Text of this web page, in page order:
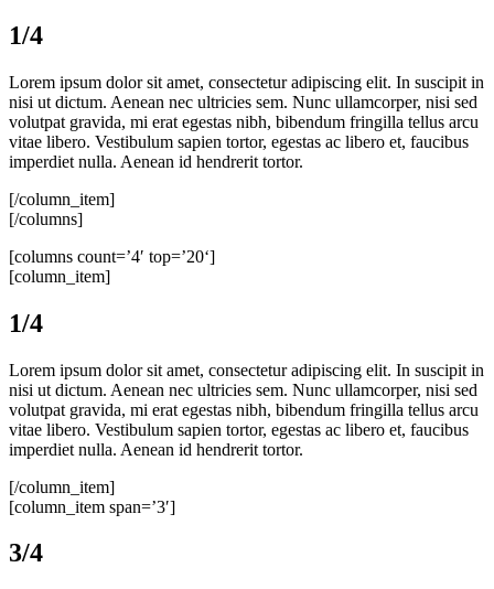
1/4
Lorem ipsum dolor sit amet, consectetur adipiscing elit. In suscipit in
nisi ut dictum. Aenean nec ultricies sem. Nunc ullamcorper, nisi sed
volutpat gravida, mi erat egestas nibh, bibendum fringilla tellus arcu
vitae libero. Vestibulum sapien tortor, egestas ac libero et, faucibus
imperdiet nulla. Aenean id hendrerit tortor.
[/column_item]
[/columns]
[columns count=’4′ top=’20‘]
[column_item]
1/4
Lorem ipsum dolor sit amet, consectetur adipiscing elit. In suscipit in
nisi ut dictum. Aenean nec ultricies sem. Nunc ullamcorper, nisi sed
volutpat gravida, mi erat egestas nibh, bibendum fringilla tellus arcu
vitae libero. Vestibulum sapien tortor, egestas ac libero et, faucibus
imperdiet nulla. Aenean id hendrerit tortor.
[/column_item]
[column_item span=’3′]
3/4